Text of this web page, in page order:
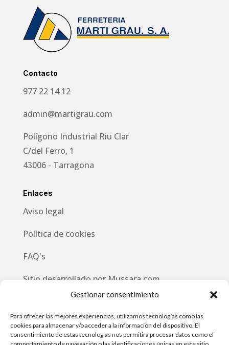
Gestionar consentimiento
Para ofrecer las mejores experiencias, utilizamos tecnologías como las
cookies para almacenar y/o acceder a la información del dispositivo. El
consentimiento de estas tecnologías nos permitirá procesar datos como el
Contacto
977 22 14 12
admin@martigrau.com
Polígono Industrial Riu Clar
C/del Ferro, 1
43006 - Tarragona
Enlaces
Aviso legal
Política de cookies
FAQ's
Sitio desarrollado por Mussara.com